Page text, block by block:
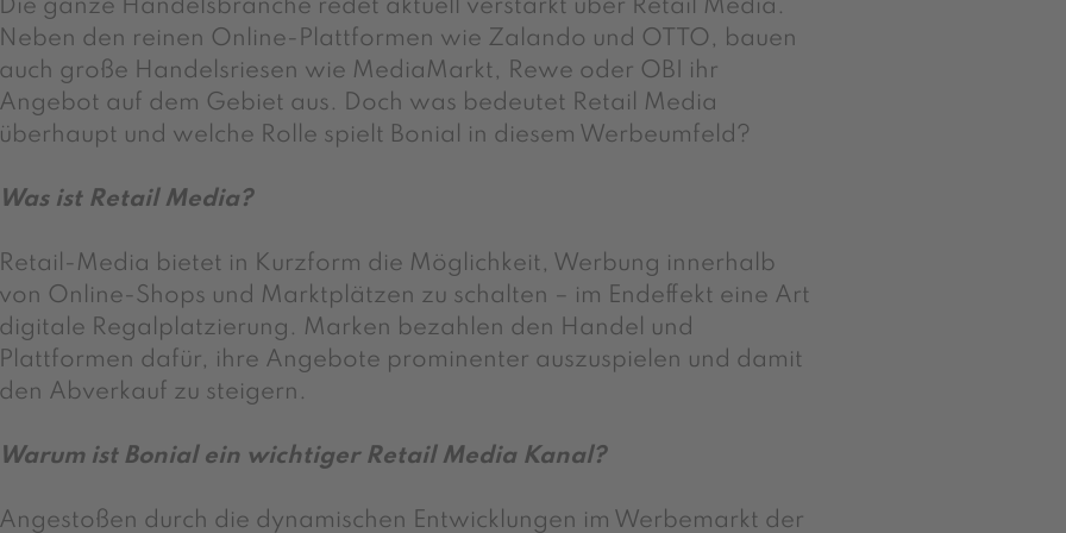
Die ganze Handelsbranche redet aktuell verstärkt über Retail Media.
Neben den reinen Online-Plattformen wie Zalando und OTTO, bauen
auch große Handelsriesen wie MediaMarkt, Rewe oder OBI ihr
Angebot auf dem Gebiet aus. Doch was bedeutet Retail Media
überhaupt und welche Rolle spielt Bonial in diesem Werbeumfeld?
Was ist Retail Media?
Retail-Media bietet in Kurzform die Möglichkeit, Werbung innerhalb
von Online-Shops und Marktplätzen zu schalten – im Endeffekt eine Art
digitale Regalplatzierung. Marken bezahlen den Handel und
Plattformen dafür, ihre Angebote prominenter auszuspielen und damit
den Abverkauf zu steigern.
Warum ist Bonial ein wichtiger Retail Media Kanal?
Angestoßen durch die dynamischen Entwicklungen im Werbemarkt der